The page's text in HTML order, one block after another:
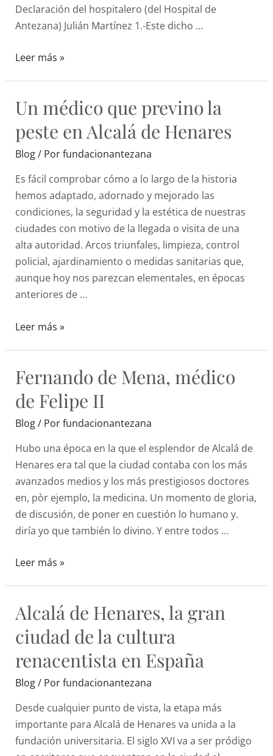
Declaración del hospitalero (del Hospital de
Antezana) Julián Martínez 1.-Este dicho …
Leer más »
Un médico que previno la
peste en Alcalá de Henares
Blog/ Porfundacionantezana
Es fácil comprobar cómo a lo largo de la historia
hemos adaptado, adornado y mejorado las
condiciones, la seguridad y la estética de nuestras
ciudades con motivo de la llegada o visita de una
alta autoridad. Arcos triunfales, limpieza, control
policial, ajardinamiento o medidas sanitarias que,
aunque hoy nos parezcan elementales, en épocas
anteriores de …
Leer más »
Fernando de Mena, médico
de Felipe II
Blog/ Porfundacionantezana
Hubo una época en la que el esplendor de Alcalá de
Henares era tal que la ciudad contaba con los más
avanzados medios y los más prestigiosos doctores
en, pòr ejemplo, la medicina. Un momento de gloria,
de discusión, de poner en cuestión lo humano y.
diría yo que también lo divino. Y entre todos …
Leer más »
Alcalá de Henares, la gran
ciudad de la cultura
renacentista en España
Blog/ Porfundacionantezana
Desde cualquier punto de vista, la etapa más
importante para Alcalá de Henares va unida a la
fundación universitaria. El siglo XVI va a ser pródigo